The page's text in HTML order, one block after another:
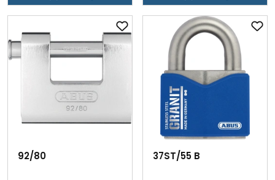
Dodaj
Dodaj
92/80 37ST/55 B